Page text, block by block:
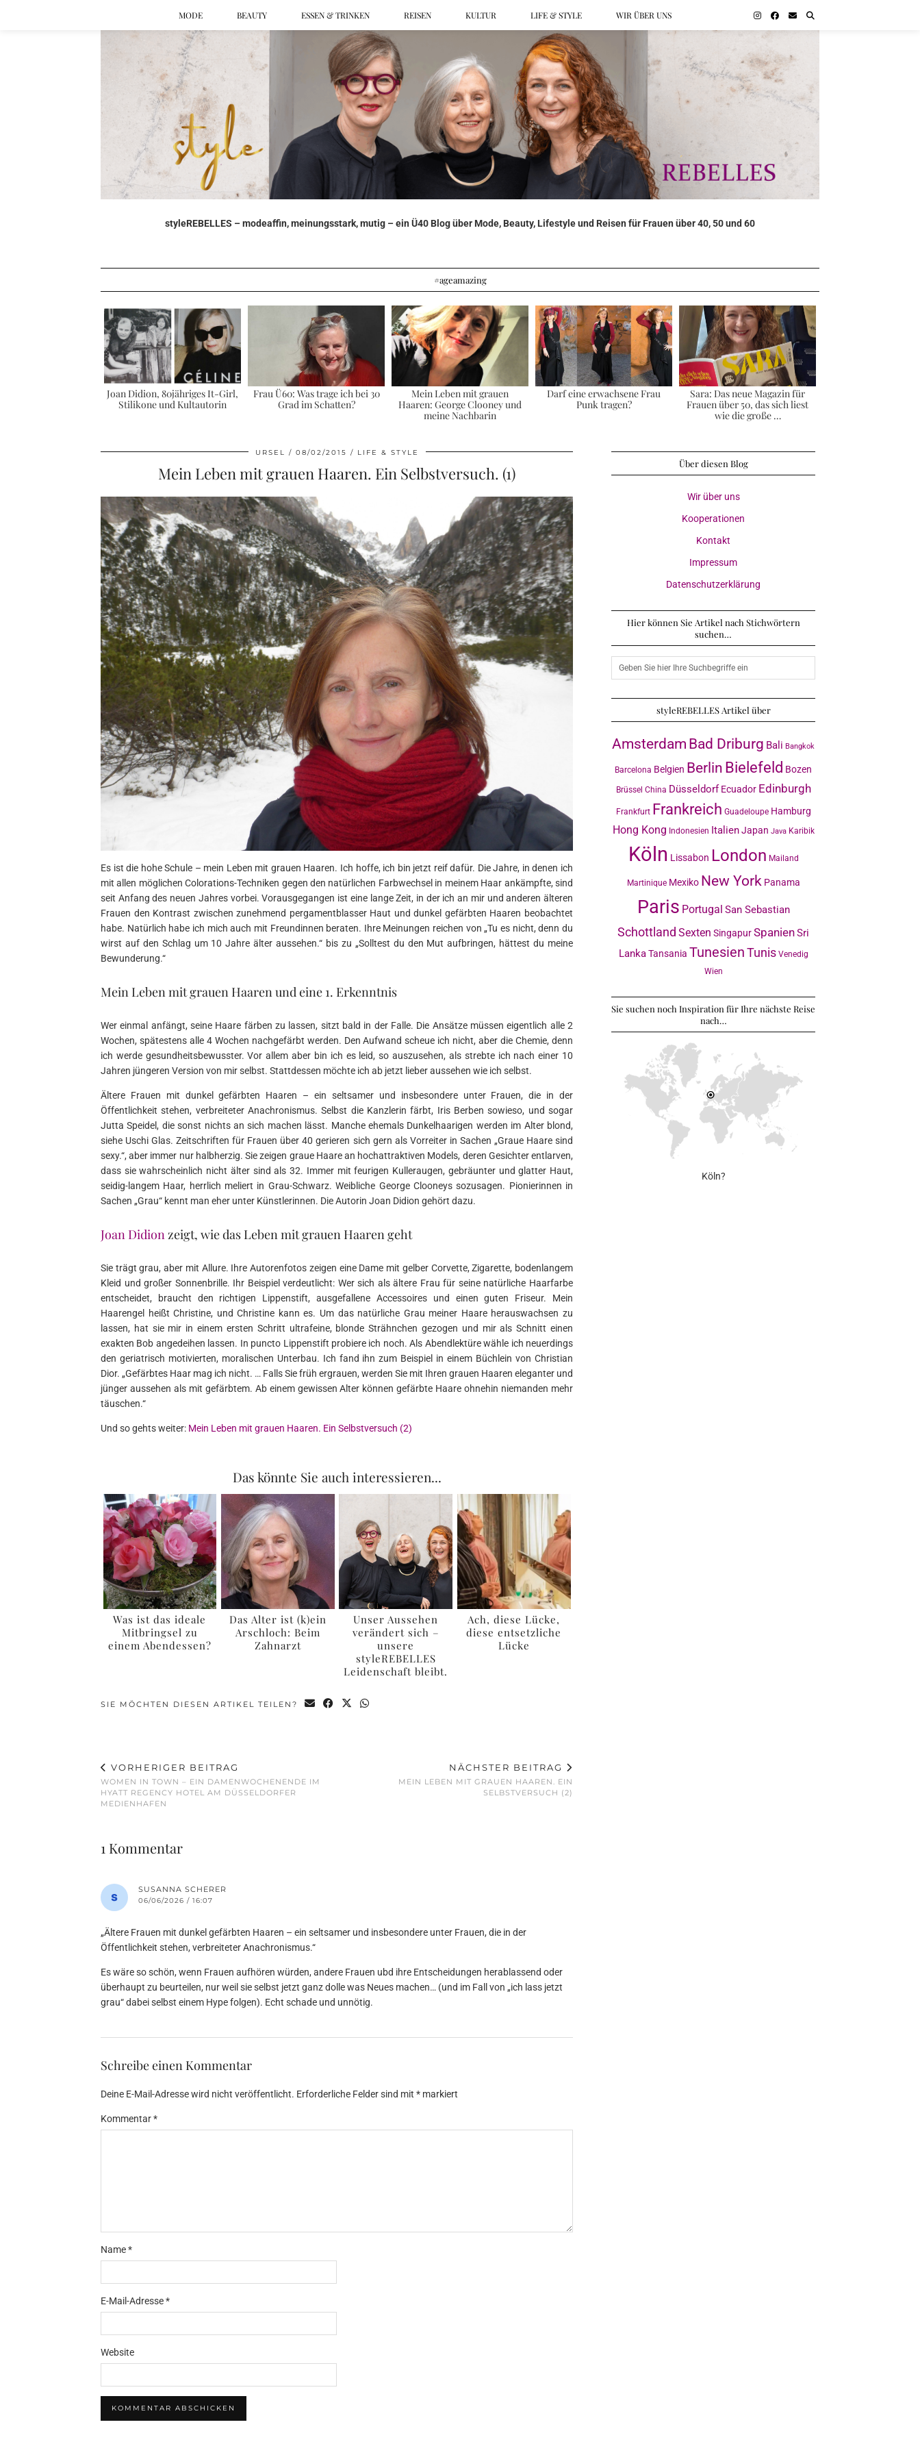
MODE BEAUTY ESSEN & TRINKEN REISEN KULTUR LIFE & STYLE WIR ÜBER UNS
styleREBELLES – modeaffin, meinungsstark, mutig – ein Ü40 Blog über Mode, Beauty, Lifestyle und Reisen für Frauen über 40, 50 und 60
#ageamazing
Joan Didion, 80jähriges It-Girl,
Stilikone und Kultautorin
Frau Ü60: Was trage ich bei 30
Grad im Schatten?
Mein Leben mit grauen
Haaren: George Clooney und
meine Nachbarin
Darf eine erwachsene Frau
Punk tragen?
Sara: Das neue Magazin für
Frauen über 50, das sich liest
wie die große …
URSEL 08/02/2015 LIFE & STYLE
Mein Leben mit grauen Haaren. Ein Selbstversuch. (1)
Es ist die hohe Schule – mein Leben mit grauen Haaren. Ich hoffe, ich bin jetzt reif dafür. Die Jahre, in denen ich
mit allen möglichen Colorations-Techniken gegen den natürlichen Farbwechsel in meinem Haar ankämpfte, sind
seit Anfang des neuen Jahres vorbei. Vorausgegangen ist eine lange Zeit, in der ich an mir und anderen älteren
Frauen den Kontrast zwischen zunehmend pergamentblasser Haut und dunkel gefärbten Haaren beobachtet
habe. Natürlich habe ich mich auch mit Freundinnen beraten. Ihre Meinungen reichen von „Tu es nicht, denn du
wirst auf den Schlag um 10 Jahre älter aussehen.“ bis zu „Solltest du den Mut aufbringen, hättest du meine
Bewunderung.“
Mein Leben mit grauen Haaren und eine 1. Erkenntnis
Wer einmal anfängt, seine Haare färben zu lassen, sitzt bald in der Falle. Die Ansätze müssen eigentlich alle 2
Wochen, spätestens alle 4 Wochen nachgefärbt werden. Den Aufwand scheue ich nicht, aber die Chemie, denn
ich werde gesundheitsbewusster. Vor allem aber bin ich es leid, so auszusehen, als strebte ich nach einer 10
Jahren jüngeren Version von mir selbst. Stattdessen möchte ich ab jetzt lieber aussehen wie ich selbst.
Ältere Frauen mit dunkel gefärbten Haaren – ein seltsamer und insbesondere unter Frauen, die in der
Öffentlichkeit stehen, verbreiteter Anachronismus. Selbst die Kanzlerin färbt, Iris Berben sowieso, und sogar
Jutta Speidel, die sonst nichts an sich machen lässt. Manche ehemals Dunkelhaarigen werden im Alter blond,
siehe Uschi Glas. Zeitschriften für Frauen über 40 gerieren sich gern als Vorreiter in Sachen „Graue Haare sind
sexy.“, aber immer nur halbherzig. Sie zeigen graue Haare an hochattraktiven Models, deren Gesichter entlarven,
dass sie wahrscheinlich nicht älter sind als 32. Immer mit feurigen Kulleraugen, gebräunter und glatter Haut,
seidig-langem Haar, herrlich meliert in Grau-Schwarz. Weibliche George Clooneys sozusagen. Pionierinnen in
Sachen „Grau“ kennt man eher unter Künstlerinnen. Die Autorin Joan Didion gehört dazu.
Joan Didion zeigt, wie das Leben mit grauen Haaren geht
Sie trägt grau, aber mit Allure. Ihre Autorenfotos zeigen eine Dame mit gelber Corvette, Zigarette, bodenlangem
Kleid und großer Sonnenbrille. Ihr Beispiel verdeutlicht: Wer sich als ältere Frau für seine natürliche Haarfarbe
entscheidet, braucht den richtigen Lippenstift, ausgefallene Accessoires und einen guten Friseur. Mein
Haarengel heißt Christine, und Christine kann es. Um das natürliche Grau meiner Haare herauswachsen zu
lassen, hat sie mir in einem ersten Schritt ultrafeine, blonde Strähnchen gezogen und mir als Schnitt einen
exakten Bob angedeihen lassen. In puncto Lippenstift probiere ich noch. Als Abendlektüre wähle ich neuerdings
den geriatrisch motivierten, moralischen Unterbau. Ich fand ihn zum Beispiel in einem Büchlein von Christian
Dior. „Gefärbtes Haar mag ich nicht. … Falls Sie früh ergrauen, werden Sie mit Ihren grauen Haaren eleganter und
jünger aussehen als mit gefärbtem. Ab einem gewissen Alter können gefärbte Haare ohnehin niemanden mehr
täuschen.“
Und so gehts weiter: Mein Leben mit grauen Haaren. Ein Selbstversuch (2)
Das könnte Sie auch interessieren...
Was ist das ideale
Mitbringsel zu
einem Abendessen?
Das Alter ist (k)ein
Arschloch: Beim
Zahnarzt
Unser Aussehen
verändert sich –
unsere
styleREBELLES
Leidenschaft bleibt.
Ach, diese Lücke,
diese entsetzliche
Lücke
SIE MÖCHTEN DIESEN ARTIKEL TEILEN?
VORHERIGER BEITRAG
WOMEN IN TOWN – EIN DAMENWOCHENENDE IM
HYATT REGENCY HOTEL AM DÜSSELDORFER
MEDIENHAFEN
NÄCHSTER BEITRAG
MEIN LEBEN MIT GRAUEN HAAREN. EIN
SELBSTVERSUCH (2)
1 Kommentar
SUSANNA SCHERER
06/06/2026 / 16:07
„Ältere Frauen mit dunkel gefärbten Haaren – ein seltsamer und insbesondere unter Frauen, die in der
Öffentlichkeit stehen, verbreiteter Anachronismus.“
Es wäre so schön, wenn Frauen aufhören würden, andere Frauen ubd ihre Entscheidungen herablassend oder
überhaupt zu beurteilen, nur weil sie selbst jetzt ganz dolle was Neues machen… (und im Fall von „ich lass jetzt
grau“ dabei selbst einem Hype folgen). Echt schade und unnötig.
Schreibe einen Kommentar
Deine E-Mail-Adresse wird nicht veröffentlicht. Erforderliche Felder sind mit * markiert
Kommentar*
Name*
E-Mail-Adresse*
Website
Über diesen Blog
Wir über uns
Kooperationen
Kontakt
Impressum
Datenschutzerklärung
Hier können Sie Artikel nach Stichwörtern
suchen…
styleREBELLES Artikel über
Amsterdam Bad Driburg Bali Bangkok
Barcelona Belgien Berlin Bielefeld Bozen
Brüssel China Düsseldorf Ecuador Edinburgh
Frankfurt Frankreich Guadeloupe Hamburg
Hong Kong Indonesien Italien Japan Java Karibik
Köln Lissabon London Mailand
Martinique Mexiko New York Panama
Paris Portugal San Sebastian
Schottland Sexten SingapurSpanienSri
Lanka Tansania TunesienTunis Venedig
Wien
Sie suchen noch Inspiration für Ihre nächste Reise
nach…
Köln?